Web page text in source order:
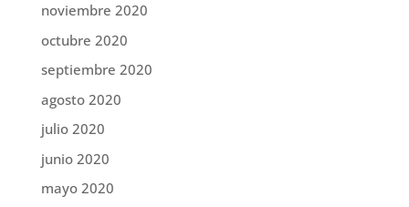
noviembre 2020
octubre 2020
septiembre 2020
agosto 2020
julio 2020
junio 2020
mayo 2020